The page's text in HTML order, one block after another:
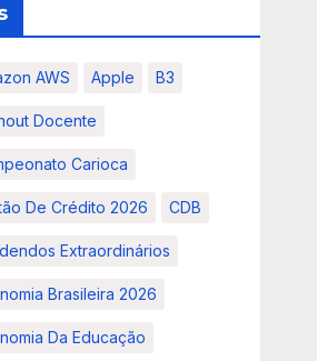
AWS Apple B3
Docente
Carioca
De Crédito 2026 CDB
Extraordinários
Brasileira 2026
Da Educação